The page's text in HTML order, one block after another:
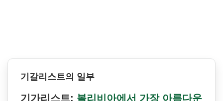
기갈리스트의 일부
기가리스트: 볼리비아에서 가장 아름다운